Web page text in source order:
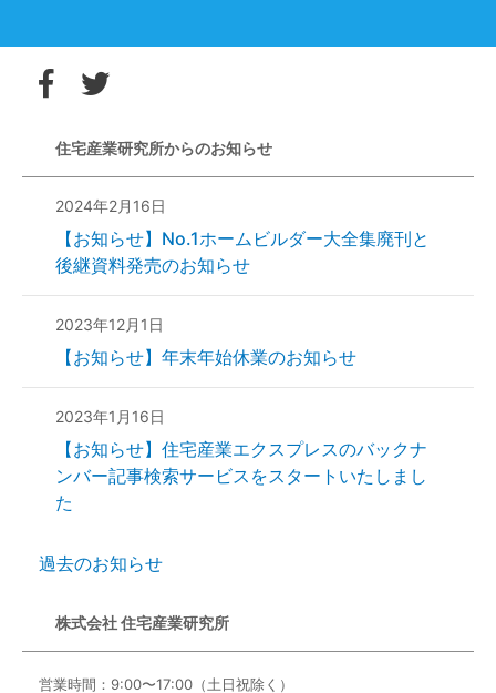
住宅産業研究所からのお知らせ
2024年2月16日
【お知らせ】No.1ホームビルダー大全集廃刊と
後継資料発売のお知らせ
2023年12月1日
【お知らせ】年末年始休業のお知らせ
2023年1月16日
【お知らせ】住宅産業エクスプレスのバックナ
ンバー記事検索サービスをスタートいたしまし
た
過去のお知らせ
株式会社 住宅産業研究所
営業時間：9:00〜17:00（土日祝除く）